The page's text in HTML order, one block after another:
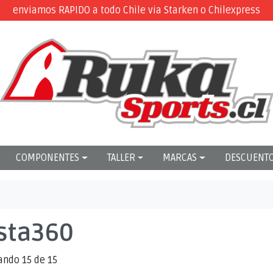
enviamos RAPIDO a todo Chile via Starken o Chilexpress
COMPONENTES TALLER MARCAS
15 de 15